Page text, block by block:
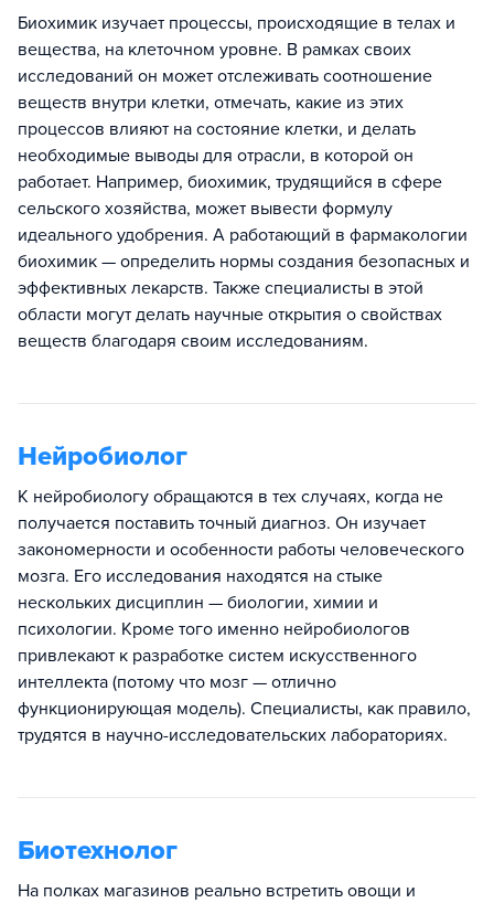
Биохимик изучает процессы, происходящие в телах и
вещества, на клеточном уровне. В рамках своих
исследований он может отслеживать соотношение
веществ внутри клетки, отмечать, какие из этих
процессов влияют на состояние клетки, и делать
необходимые выводы для отрасли, в которой он
работает. Например, биохимик, трудящийся в сфере
сельского хозяйства, может вывести формулу
идеального удобрения. А работающий в фармакологии
биохимик — определить нормы создания безопасных и
эффективных лекарств. Также специалисты в этой
области могут делать научные открытия о свойствах
веществ благодаря своим исследованиям.
Нейробиолог
К нейробиологу обращаются в тех случаях, когда не
получается поставить точный диагноз. Он изучает
закономерности и особенности работы человеческого
мозга. Его исследования находятся на стыке
нескольких дисциплин — биологии, химии и
психологии. Кроме того именно нейробиологов
привлекают к разработке систем искусственного
интеллекта (потому что мозг — отлично
функционирующая модель). Специалисты, как правило,
трудятся в научно-исследовательских лабораториях.
Биотехнолог
На полках магазинов реально встретить овощи и